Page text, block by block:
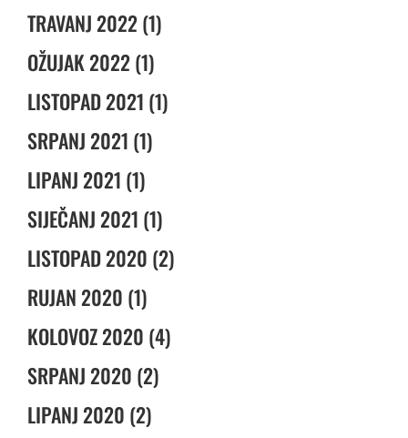
TRAVANJ 2022 (1)
OŽUJAK 2022 (1)
LISTOPAD 2021 (1)
SRPANJ 2021 (1)
LIPANJ 2021 (1)
SIJEČANJ 2021 (1)
LISTOPAD 2020 (2)
RUJAN 2020 (1)
KOLOVOZ 2020 (4)
SRPANJ 2020 (2)
LIPANJ 2020 (2)